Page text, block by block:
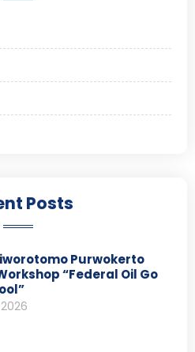
Posts
Purwokerto
“Federal Oil Go